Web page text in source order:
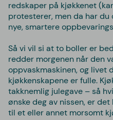
redskaper på kjøkkenet
protesterer, men da har
nye, smartere
Så vi vil si at to boller er
redder morgenen når den
oppvaskmaskinen, og
kjøkkenskapene er fulle.
takknemlig julegave – så
ønske deg av nissen, er
til et eller annet morsomt